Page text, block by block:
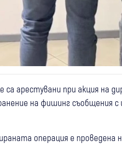
са арестувани при акция на
на фишинг съобщения с
операция е проведена